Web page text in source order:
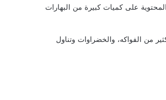
على كميات كبيرة من البهارات
من الفواكه، والخضراوات وتناول